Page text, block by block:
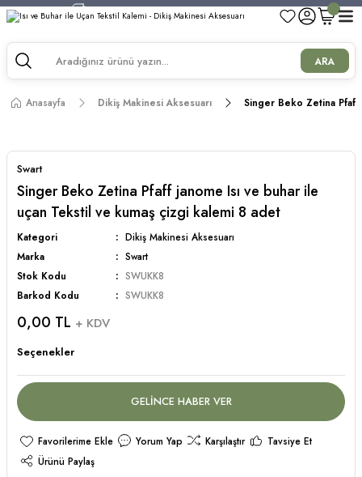
750 TL ve Üzeri Alışverişlerde Kargo Bedava!
750 TL ve Üzeri Alışverişlerde Kargo Bedava!
ARA
Anasayfa Dikiş Makinesi Aksesuarı Singer Beko Zetina
Swart
Singer Beko Zetina Pfaff janome Isı ve buhar ile
uçan Tekstil ve kumaş çizgi kalemi 8 adet
Kategori
Dikiş Makinesi Aksesuarı
Marka
Swart
Stok Kodu
SWUKK8
Barkod Kodu
SWUKK8
0,00 TL + KDV
Seçenekler
GELİNCE HABER VER
Yorum Yap Karşılaştır
Tavsiye Et
Ürünü Paylaş